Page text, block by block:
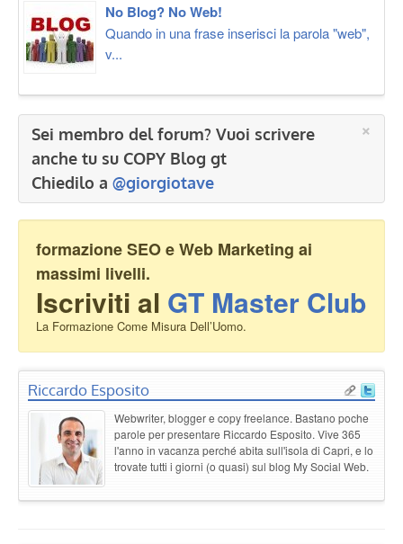
No Blog? No Web!
Quando in una frase inserisci la parola "web",
v...
×
Sei membro del forum? Vuoi scrivere
anche tu su COPY Blog gt
Chiedilo a @giorgiotave
formazione SEO e Web Marketing ai
massimi livelli.
Iscriviti al GT Master Club
La Formazione Come Misura Dell’Uomo.
Riccardo Esposito
Webwriter, blogger e copy freelance. Bastano poche
parole per presentare Riccardo Esposito. Vive 365
l'anno in vacanza perché abita sull'isola di Capri, e lo
trovate tutti i giorni (o quasi) sul blog My Social Web.